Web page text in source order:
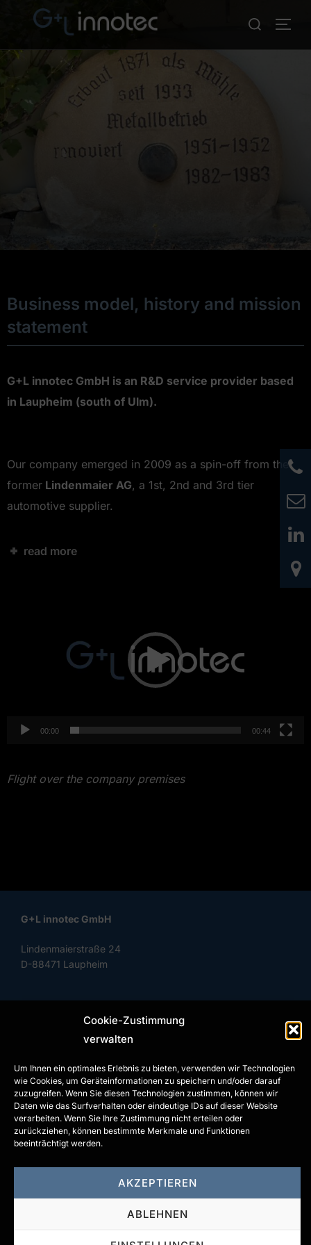
Cookie-Zustimmung
verwalten
Um Ihnen ein optimales Erlebnis zu bieten, verwenden wir Technologien
wie Cookies, um Geräteinformationen zu speichern und/oder darauf
zuzugreifen. Wenn Sie diesen Technologien zustimmen, können wir
Daten wie das Surfverhalten oder eindeutige IDs auf dieser Website
verarbeiten. Wenn Sie Ihre Zustimmung nicht erteilen oder
zurückziehen, können bestimmte Merkmale und Funktionen
beeinträchtigt werden.
AKZEPTIEREN
ABLEHNEN
content
Search
Business model, history and mission
statement
G+L innotec GmbH is an R&D service provider based
in Laupheim (south of Ulm).
Our company emerged in 2009 as a spin-off from the
former Lindenmaier AG, a 1st, 2nd and 3rd tier
automotive supplier.
read more
00:00 00:44
Flight over the company premises
G+L innotec GmbH
Lindenmaierstraße 24
D-88471 Laupheim
Phone: +49 (0) 7392 97799-0
Fax: +49 (0) 7392 97799-29
info@gl-innotec.com
www.gl-innotec.com
GENERAL TERMS AND CONDITIONS